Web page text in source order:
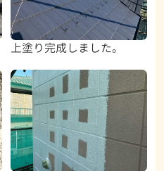
上塗り完成しました。